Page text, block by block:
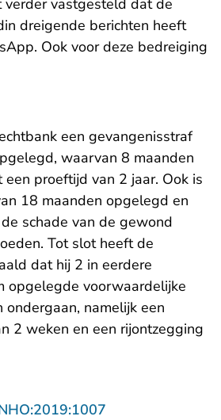
verder vastgesteld dat de
dreigende berichten heeft
Ook voor deze bedreiging
een gevangenisstraf
waarvan 8 maanden
proeftijd van 2 jaar. Ook is
18 maanden opgelegd en
schade van de gewond
Tot slot heeft de
dat hij 2 in eerdere
opgelegde voorwaardelijke
namelijk een
2 weken en een rijontzegging